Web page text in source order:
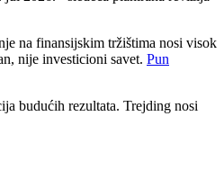
na finansijskim tržištima nosi visok
nije investicioni savet. Pun
budućih rezultata. Trejding nosi